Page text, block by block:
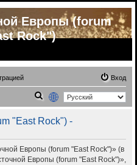
Европы (forum
Rock")
Вход
и
с
к
"East Rock") -
Европы (forum "East Rock")» (в
Европы (forum "East Rock")»,